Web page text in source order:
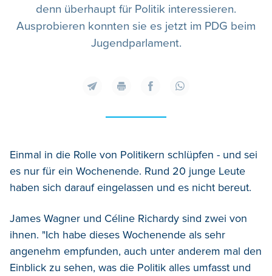
denn überhaupt für Politik interessieren.
Ausprobieren konnten sie es jetzt im PDG beim
Jugendparlament.
Einmal in die Rolle von Politikern schlüpfen - und sei
es nur für ein Wochenende. Rund 20 junge Leute
haben sich darauf eingelassen und es nicht bereut.
James Wagner und Céline Richardy sind zwei von
ihnen. "Ich habe dieses Wochenende als sehr
angenehm empfunden, auch unter anderem mal den
Einblick zu sehen, was die Politik alles umfasst und